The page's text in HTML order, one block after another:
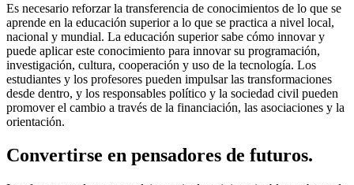
Es necesario reforzar la transferencia de conocimientos de lo que se
aprende en la educación superior a lo que se practica a nivel local,
nacional y mundial. La educación superior sabe cómo innovar y
puede aplicar este conocimiento para innovar su programación,
investigación, cultura, cooperación y uso de la tecnología. Los
estudiantes y los profesores pueden impulsar las transformaciones
desde dentro, y los responsables político y la sociedad civil pueden
promover el cambio a través de la financiación, las asociaciones y la
orientación.
Convertirse en pensadores de futuros.